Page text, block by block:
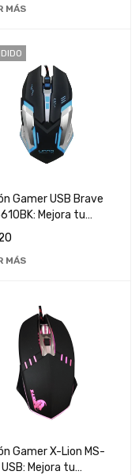
MÁS
Gamer USB Brave
Mejora tu
de Juego con
y Velocidad
MÁS
Gamer X-Lion MS-
Mejora tu